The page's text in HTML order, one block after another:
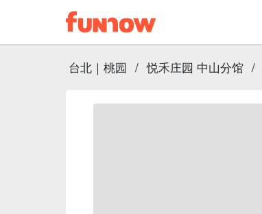
台北｜桃园 / 悦禾庄园 中山分馆 /